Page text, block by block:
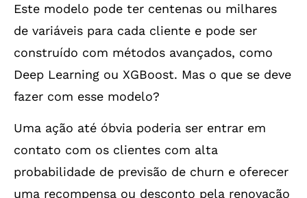
Este modelo pode ter centenas ou milhares
de variáveis para cada cliente e pode ser
construído com métodos avançados, como
Deep Learning ou XGBoost. Mas o que se deve
fazer com esse modelo?
Uma ação até óbvia poderia ser entrar em
contato com os clientes com alta
probabilidade de previsão de churn e oferecer
uma recompensa ou desconto pela renovação